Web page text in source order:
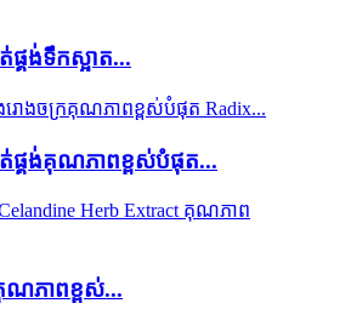
ផ្គង់ទឹកស្អាត...
ត់ផ្គង់គុណភាពខ្ពស់បំផុត...
ណភាពខ្ពស់...